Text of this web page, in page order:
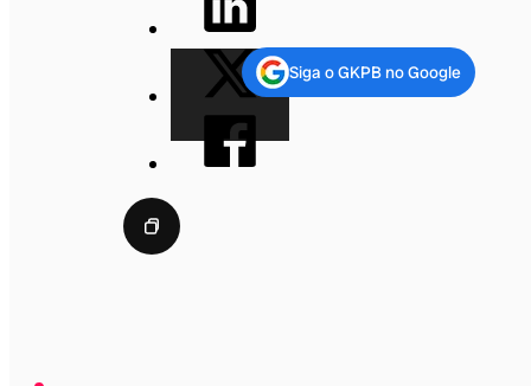
Siga o GKPB no Google